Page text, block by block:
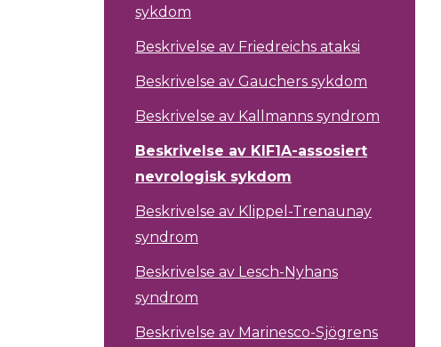
sykdom
Beskrivelse av Friedreichs ataksi
Beskrivelse av Gauchers sykdom
Beskrivelse av Kallmanns syndrom
Beskrivelse av KIF1A-assosiert
nevrologisk sykdom
Beskrivelse av Klippel-Trenaunay
syndrom
Beskrivelse av Lesch-Nyhans
syndrom
Beskrivelse av Marinesco-Sjögrens